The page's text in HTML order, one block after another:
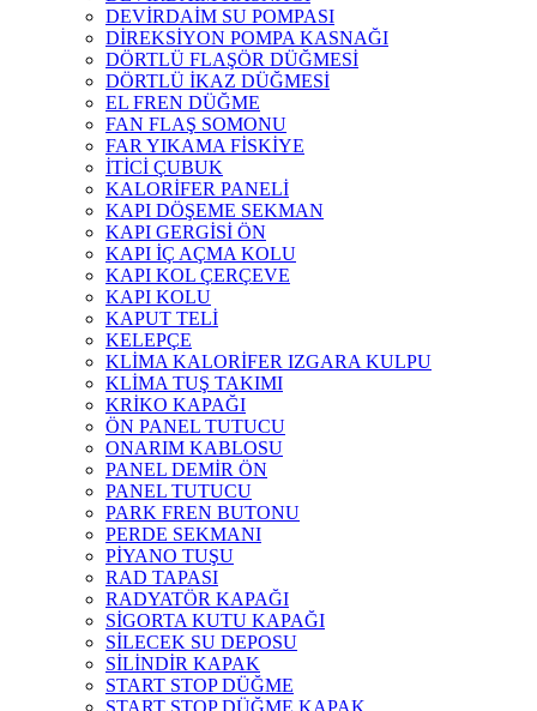
DEVİRDAİM SU POMPASI
DİREKSİYON POMPA KASNAĞI
DÖRTLÜ FLAŞÖR DÜĞMESİ
DÖRTLÜ İKAZ DÜĞMESİ
EL FREN DÜĞME
FAN FLAŞ SOMONU
FAR YIKAMA FİSKİYE
İTİCİ ÇUBUK
KALORİFER PANELİ
KAPI DÖŞEME SEKMAN
KAPI GERGİSİ ÖN
KAPI İÇ AÇMA KOLU
KAPI KOL ÇERÇEVE
KAPI KOLU
KAPUT TELİ
KELEPÇE
KLİMA KALORİFER IZGARA KULPU
KLİMA TUŞ TAKIMI
KRİKO KAPAĞI
ÖN PANEL TUTUCU
ONARIM KABLOSU
PANEL DEMİR ÖN
PANEL TUTUCU
PARK FREN BUTONU
PERDE SEKMANI
PİYANO TUŞU
RAD TAPASI
RADYATÖR KAPAĞI
SİGORTA KUTU KAPAĞI
SİLECEK SU DEPOSU
SİLİNDİR KAPAK
START STOP DÜĞME